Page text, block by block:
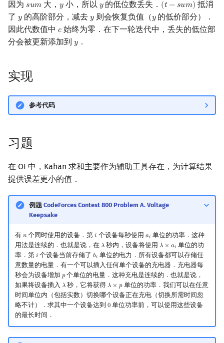
Powerful Number 筛
Min_25 筛
Meissel–Lehmer 算法
Pell 方程
Prüfer 序列
矩阵树定理
最大团搜索算法
支配树
因为 𝑠𝑢𝑚
sum大， 𝑦
y小，所以 𝑦
y的低位数丢失． (𝑡 − 𝑠𝑢𝑚)
(t−sum)
抵消
了 𝑦
y的高阶部分，减去 𝑦
y则会恢复负值（𝑦
y的低价部分）．
因此代数值中 𝑐
c始终为零．在下一轮迭代中，丢失的低位部
分会被更新添加到 𝑦
y．
实现
参考代码
习题
在 OI 中，Kahan 求和主要作为辅助工具存在，为计算结果
提供误差更小的值．
例题 CodeForces Contest 800 Problem A. Voltage
Keepsake
有 𝑛
n个同时使用的设备．第𝑖i 个设备每秒使用 𝑎𝑖
ai 单位的功率．这种
用法是连续的．也就是说，在 𝜆
λ秒内，设备将使用 𝜆 × 𝑎𝑖
λ× a
单位的功
率．第 𝑖i个设备当前存储了 𝑏𝑖
bi 单位的电力．所有设备都可以存储任
意数量的电量．有一个可以插入任何单个设备的充电器．充电器每
秒会为设备增加 𝑝
p个单位的电量．这种充电是连续的．也就是说，
如果将设备插入 𝜆
λ秒，它将获得 𝜆 × 𝑝
λ× p
单位的功率．我们可以在任意
时间单位内（包括实数）切换哪个设备正在充电（切换所需时间忽
略不计）．求其中一个设备达到 0
0单位功率前，可以使用这些设备
的最长时间．